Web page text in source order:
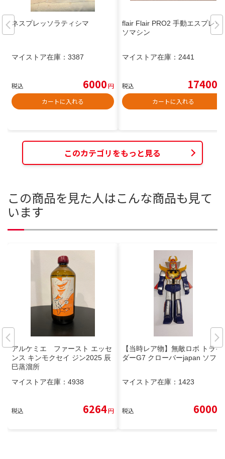
ネスプレッソラティシマ
マイストア在庫： 3387
税込 6000円
カートに入れる
flair Flair PRO2 手動エスプレッ
ソマシン
マイストア在庫： 2441
税込 17400
カートに入れる
このカテゴリをもっと見る
この商品を見た人はこんな商品も見て
います
アルケミエ ファースト エッセ
ンス キンモクセイ ジン2025 辰
巳蒸溜所
マイストア在庫： 4938
税込 6264円
【当時レア物】無敵ロボ トライ
ダーG7 クローバーjapan ソフビ
マイストア在庫： 1423
税込 6000